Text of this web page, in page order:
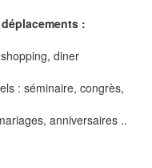
:
diner
: séminaire, congrès,
anniversaires ..